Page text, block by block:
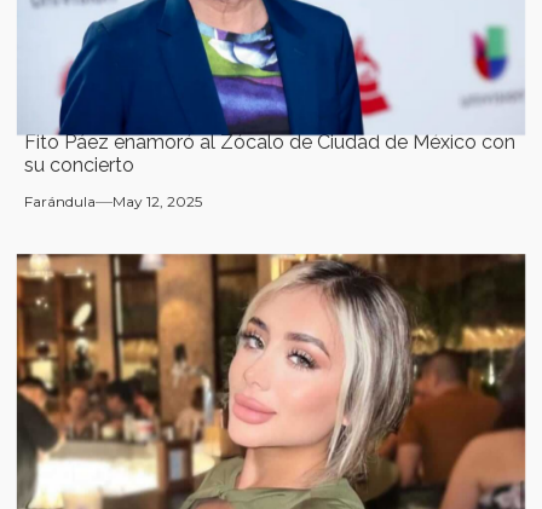
Fito Páez enamoró al Zócalo de Ciudad de México con
su concierto
Farándula May 12, 2025